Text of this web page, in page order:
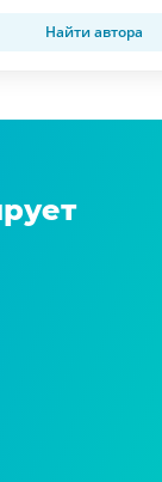
Найти автора